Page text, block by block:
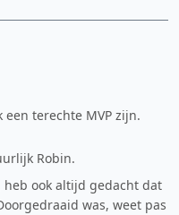
een terechte MVP zijn.
Robin.
ook altijd gedacht dat
was, weet pas